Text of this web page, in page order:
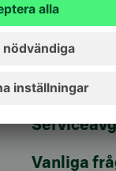
Bli kund
Vanliga